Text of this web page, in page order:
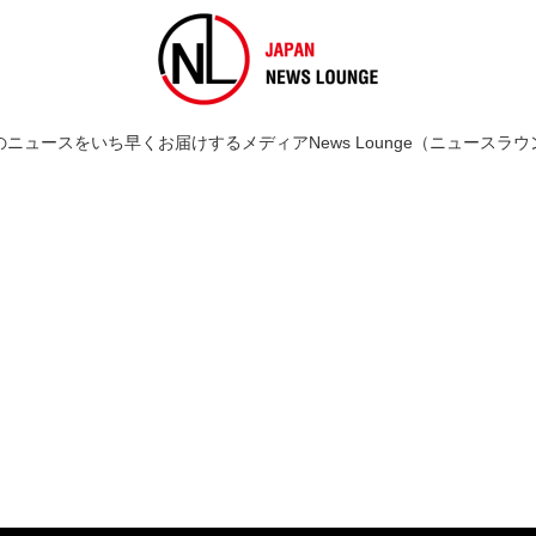
ニュースをいち早くお届けするメディアNews Lounge（ニュースラウ